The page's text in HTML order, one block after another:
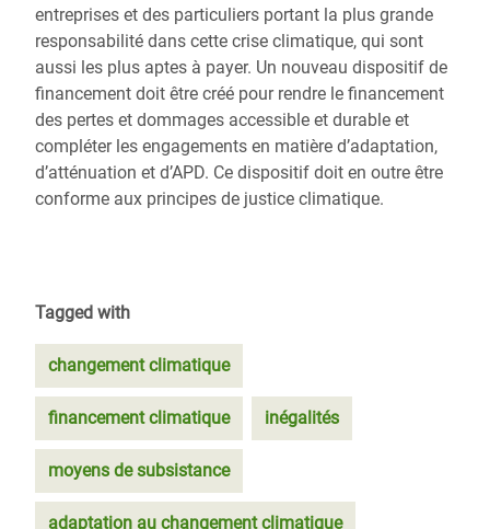
entreprises et des particuliers portant la plus grande
responsabilité dans cette crise climatique, qui sont
aussi les plus aptes à payer. Un nouveau dispositif de
financement doit être créé pour rendre le financement
des pertes et dommages accessible et durable et
compléter les engagements en matière d’adaptation,
d’atténuation et d’APD. Ce dispositif doit en outre être
conforme aux principes de justice climatique.
Tagged with
changement climatique
financement climatique inégalités
moyens de subsistance
adaptation au changement climatique